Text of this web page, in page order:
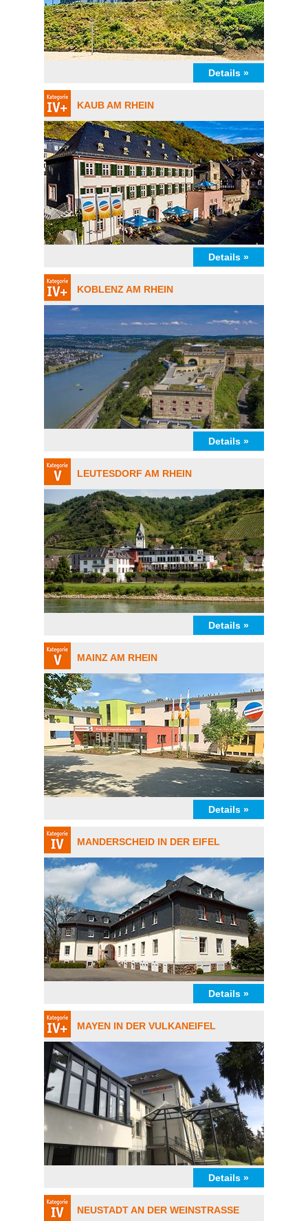
Details »
KAUB AM RHEIN
Details »
KOBLENZ AM RHEIN
Details »
LEUTESDORF AM RHEIN
Details »
MAINZ AM RHEIN
Details »
MANDERSCHEID IN DER EIFEL
Details »
MAYEN IN DER VULKANEIFEL
Details »
NEUSTADT AN DER WEINSTRASSE